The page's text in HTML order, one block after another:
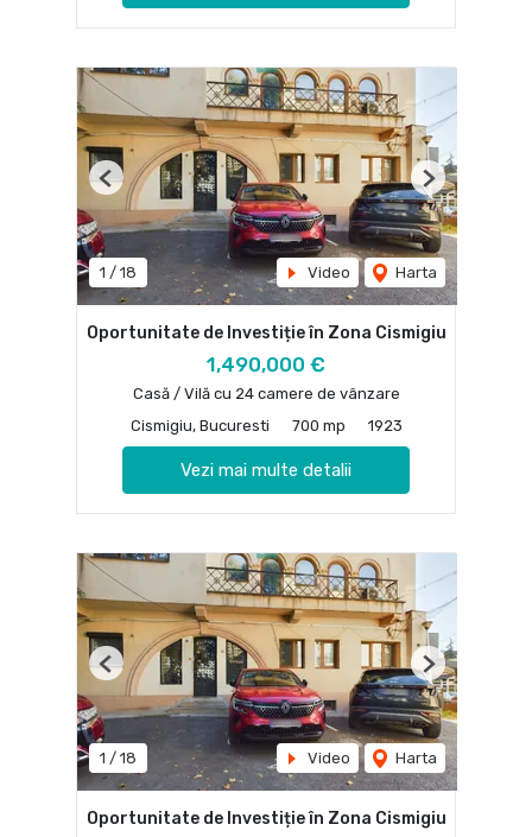
1 / 18 Video Harta
Previous Next
Oportunitate de Investiție în Zona Cismigiu
1,490,000 €
Casă / Vilă cu 24 camere de vânzare
Cismigiu, Bucuresti
700 mp 1923
Vezi mai multe detalii
1 / 18 Video Harta
Previous Next
Oportunitate de Investiție în Zona Cismigiu